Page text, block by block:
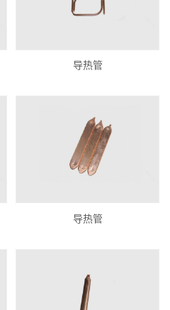
导热管
导热管